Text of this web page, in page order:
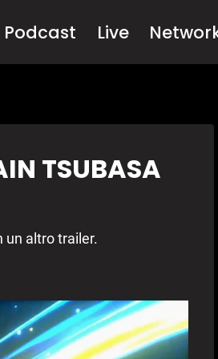
Podcast Live
TSUBASA
un altro trailer.